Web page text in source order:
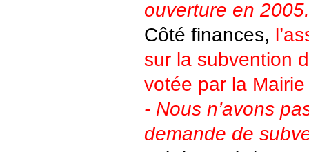
ouverture en 2005.
Côté finances,
sur la subvention
votée par la
- Nous n’avons
demande de